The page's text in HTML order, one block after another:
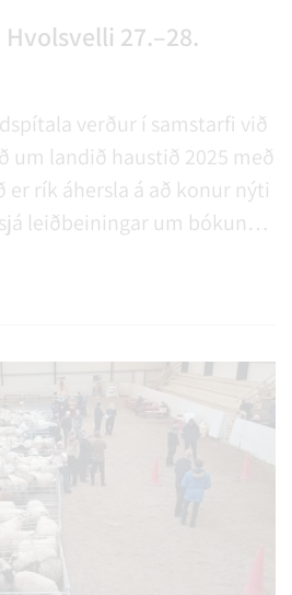
27.–28.
verður í samstarfi við
um landið haustið 2025 með
er rík áhersla á að konur nýti
leiðbeiningar um bókun
á byrjunarstigi og